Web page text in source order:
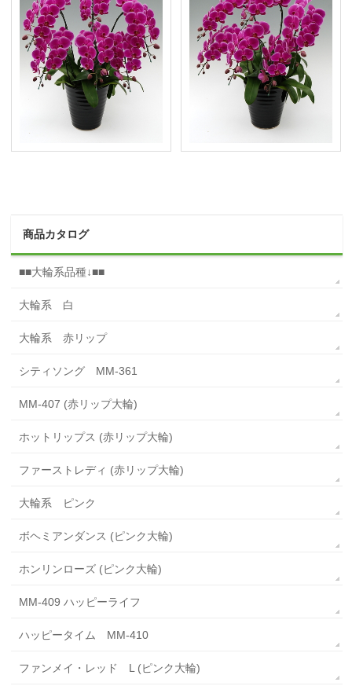
商品カタログ
■■大輪系品種↓■■
大輪系 白
大輪系 赤リップ
シティソング MM-361
MM-407 (赤リップ大輪)
ホットリップス (赤リップ大輪)
ファーストレディ (赤リップ大輪)
大輪系 ピンク
ボヘミアンダンス (ピンク大輪)
ホンリンローズ (ピンク大輪)
MM-409 ハッピーライフ
ハッピータイム MM-410
ファンメイ・レッド L (ピンク大輪)